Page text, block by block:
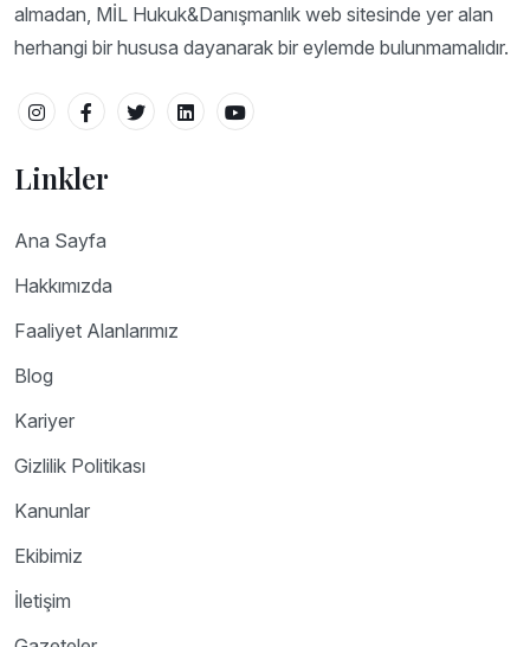
almadan, MİL Hukuk&Danışmanlık web sitesinde yer alan
herhangi bir hususa dayanarak bir eylemde bulunmamalıdır.
Linkler
Ana Sayfa
Hakkımızda
Faaliyet Alanlarımız
Blog
Kariyer
Gizlilik Politikası
Kanunlar
Ekibimiz
İletişim